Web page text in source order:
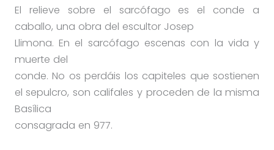
El relieve sobre el sarcófago es el conde a
caballo, una obra del escultor Josep
Llimona. En el sarcófago escenas con la vida y
muerte del
conde. No os perdáis los capiteles que sostienen
el sepulcro, son califales y proceden de la misma
Basílica
consagrada en 977.